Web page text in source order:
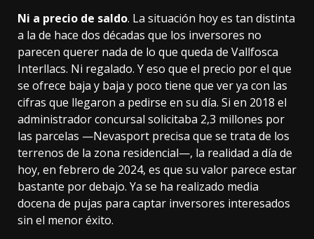
Ni a precio de saldo. La situación hoy es tan distinta
a la de hace dos décadas que los inversores no
parecen querer nada de lo que queda de Vallfosca
Interllacs. Ni regalado. Y eso que el precio por el que
se ofrece baja y baja y poco tiene que ver ya con las
cifras que llegaron a pedirse en su día. Si en 2018 el
administrador concursal solicitaba 2,3 millones por
las parcelas —Nevasport precisa que se trata de los
terrenos de la zona residencial—, la realidad a día de
hoy, en febrero de 2024, es que su valor parece estar
bastante por debajo. Ya se ha realizado media
docena de pujas para captar inversores interesados
sin el menor éxito.